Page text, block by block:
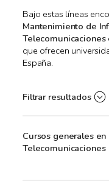
Bajo estas líneas
Mantenimiento de
Telecomunicaciones
que ofrecen
España.
Filtrar resultados
Cursos generales
Telecomunicaciones